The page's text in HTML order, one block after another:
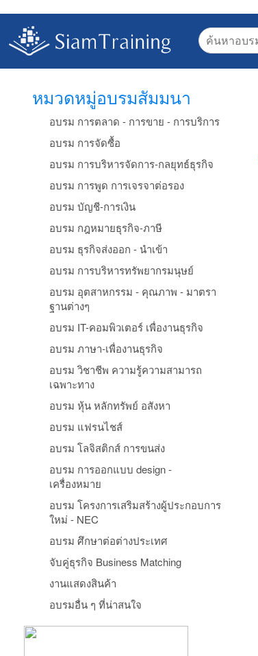
หมวดหมู่อบรมสัมมนา
อบรม การตลาด - การขาย - การบริการ
อบรม การจัดซื้อ
อบรม การบริหารจัดการ-กลยุทธ์ธุรกิจ
อบรม การพูด การเจรจาต่อรอง
อบรม บัญชี-การเงิน
อบรม กฎหมายธุรกิจ-ภาษี
อบรม ธุรกิจส่งออก - นำเข้า
อบรม การบริหารทรัพยากรมนุษย์
อบรม อุตสาหกรรม - คุณภาพ - มาตรา
ฐานต่างๆ
อบรม IT-คอมพิวเตอร์ เพื่องานธุรกิจ
อบรม ภาษา-เพื่องานธุรกิจ
อบรม วิชาชีพ ความรู้ความสามารถ
เฉพาะทาง
อบรม หุ้น หลักทรัพย์ อสังหา
อบรม แฟรนไชส์
อบรม โลจิสติกส์ การขนส่ง
อบรม การออกแบบ design -
เครื่องหมาย
อบรม โครงการเสริมสร้างผู้ประกอบการ
ใหม่ - NEC
อบรม ศึกษาต่อต่างประเทศ
จับคู่ธุรกิจ Business Matching
งานแสดงสินค้า
อบรมอื่น ๆ ที่น่าสนใจ